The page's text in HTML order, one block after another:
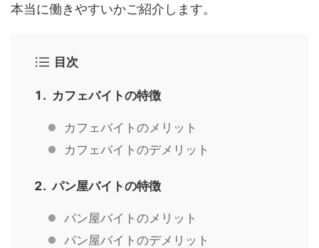
本当に働きやすいかご紹介します。
目次
カフェバイトの特徴
カフェバイトのメリット
カフェバイトのデメリット
パン屋バイトの特徴
パン屋バイトのメリット
パン屋バイトのデメリット